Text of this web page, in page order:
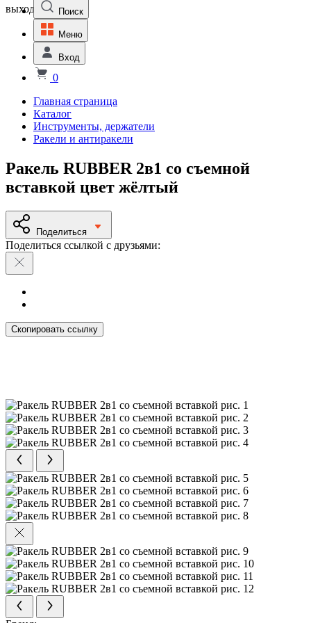
выходной
Поиск
Меню
Вход
0
Главная страница
Каталог
Инструменты, держатели
Ракели и антиракели
Ракель RUBBER 2в1 со съемной
вставкой цвет жёлтый
Поделиться
Поделиться ссылкой с друзьями:
Скопировать ссылку